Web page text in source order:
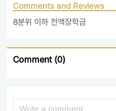
Comments and Reviews
8분위 이하 전액장학금
Comment (0)